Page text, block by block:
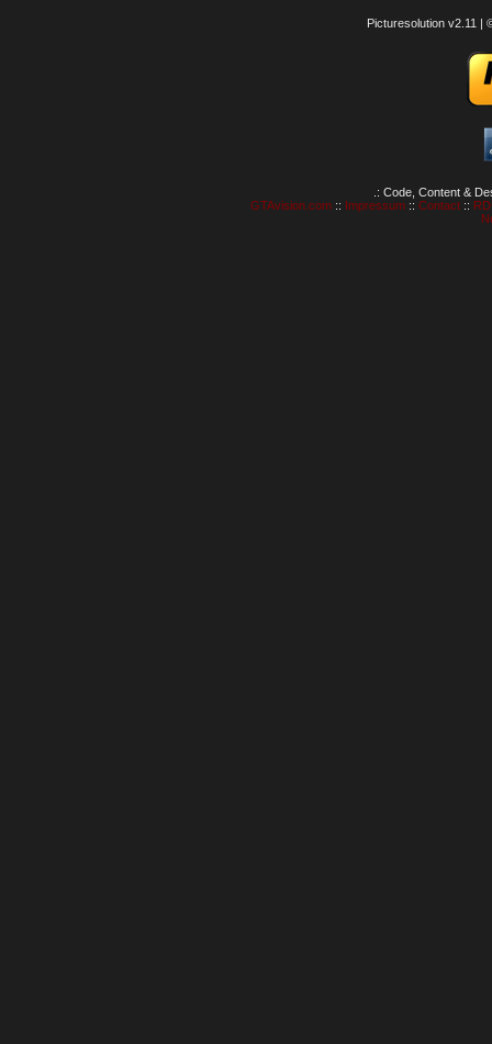
Picturesolution v2.11 |
.: Code, Content &
GTAvision.com:: Impressum:: Contact::